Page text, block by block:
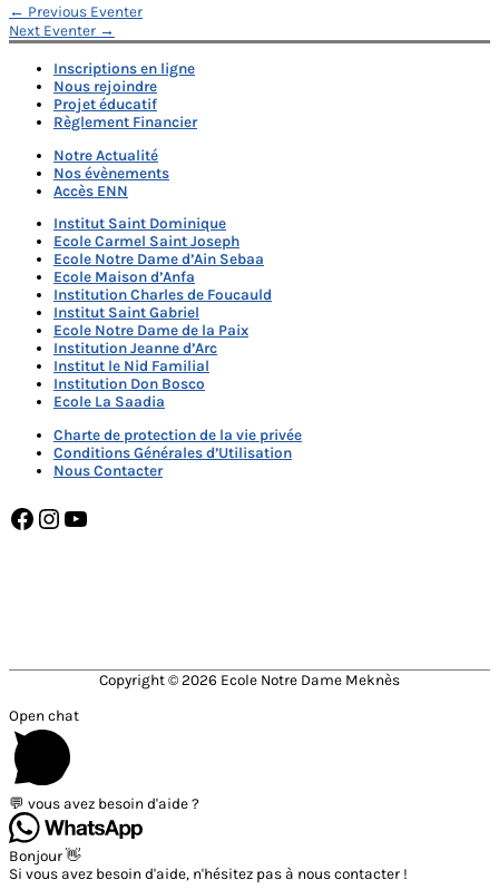
Navigation
de
l’article
← Previous Eventer
Next Eventer →
Inscriptions en ligne
Nous rejoindre
Projet éducatif
Règlement Financier
Notre Actualité
Nos évènements
Accès ENN
Institut Saint Dominique
Ecole Carmel Saint Joseph
Ecole Notre Dame d’Ain Sebaa
Ecole Maison d’Anfa
Institution Charles de Foucauld
Institut Saint Gabriel
Ecole Notre Dame de la Paix
Institution Jeanne d’Arc
Institut le Nid Familial
Institution Don Bosco
Ecole La Saadia
Charte de protection de la vie privée
Conditions Générales d’Utilisation
Nous Contacter
Facebook
Instagram
YouTube
Copyright © 2026 Ecole Notre Dame Meknès
Open chat
💬 vous avez besoin d'aide ?
Bonjour 👋
Si vous avez besoin d'aide, n'hésitez pas à nous contacter !